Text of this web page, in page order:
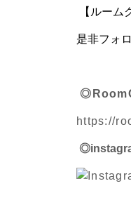
【ルーム
是非フォ
https://